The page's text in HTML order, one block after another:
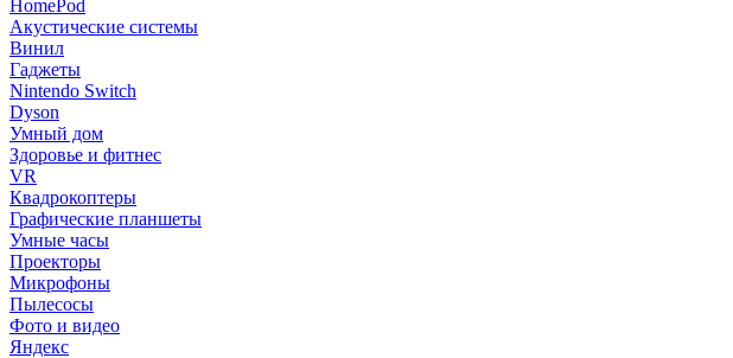
HomePod
Акустические системы
Винил
Гаджеты
Nintendo Switch
Dyson
Умный дом
Здоровье и фитнес
VR
Квадрокоптеры
Графические планшеты
Умные часы
Проекторы
Микрофоны
Пылесосы
Фото и видео
Яндекс